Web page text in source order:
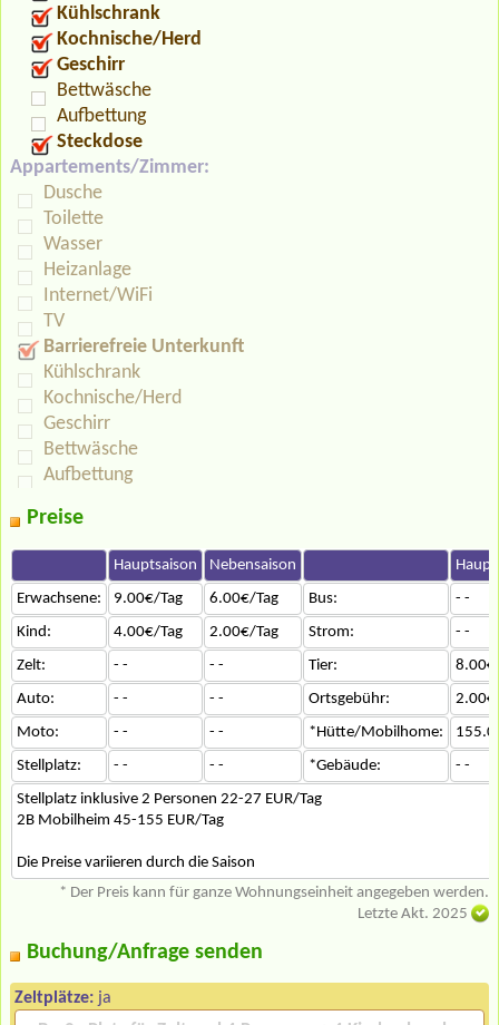
Kühlschrank
Kochnische/Herd
Geschirr
Bettwäsche
Aufbettung
Steckdose
Appartements/Zimmer:
Dusche
Toilette
Wasser
Heizanlage
Internet/WiFi
TV
Barrierefreie Unterkunft
Kühlschrank
Kochnische/Herd
Geschirr
Bettwäsche
Aufbettung
Preise
Hauptsaison Nebensaison
Erwachsene:
9.00€/Tag 6.00€/Tag Bus:
- -
Kind:
4.00€/Tag 2.00€/Tag Strom:
- -
Zelt:
- - - - Tier:
Auto:
- - - - Ortsgebühr:
Moto:
- - - - *Hütte/Mobilhome:
Stellplatz:
- - - - *Gebäude:
- -
Stellplatz inklusive 2 Personen 22-27 EUR/Tag
2B Mobilheim 45-155 EUR/Tag
Die Preise variieren durch die Saison
* Der Preis kann für ganze Wohnungseinheit angegeben werden.
Letzte Akt. 2025
Buchung/Anfrage senden
Zeltplätze: ja